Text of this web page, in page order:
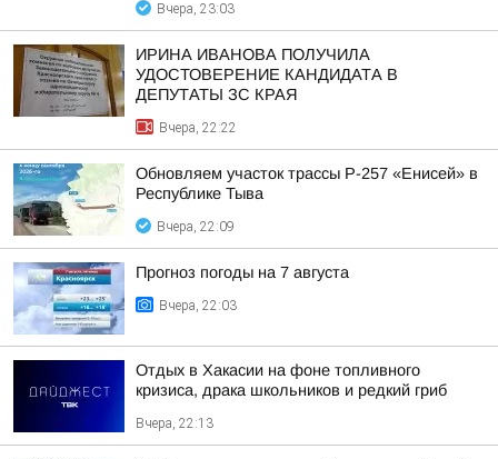
Вчера, 23:03
ИРИНА ИВАНОВА ПОЛУЧИЛА
УДОСТОВЕРЕНИЕ КАНДИДАТА В
ДЕПУТАТЫ ЗС КРАЯ
Вчера, 22:22
Обновляем участок трассы Р-257 «Енисей» в
Республике Тыва
Вчера, 22:09
Прогноз погоды на 7 августа
Вчера, 22:03
Отдых в Хакасии на фоне топливного
кризиса, драка школьников и редкий гриб
Вчера, 22:13